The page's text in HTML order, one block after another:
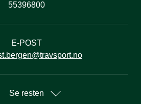
55396800
E-POST
Se resten